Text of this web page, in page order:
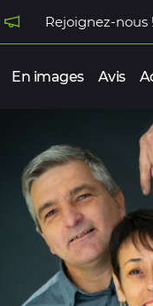
Rejoignez-nous !
En images Avis
DE